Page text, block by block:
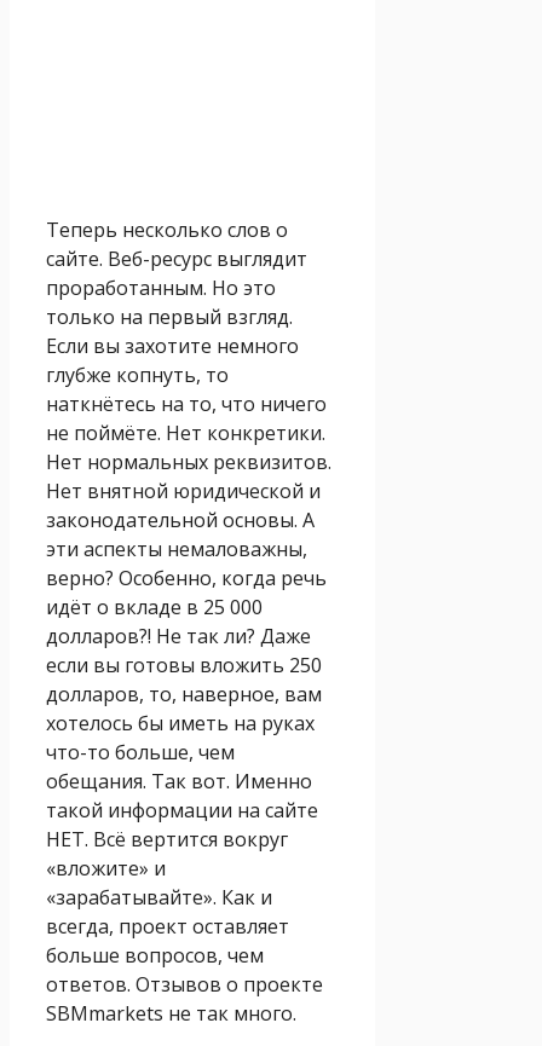
Теперь несколько слов о
сайте. Веб-ресурс выглядит
проработанным. Но это
только на первый взгляд.
Если вы захотите немного
глубже копнуть, то
наткнётесь на то, что ничего
не поймёте. Нет конкретики.
Нет нормальных реквизитов.
Нет внятной юридической и
законодательной основы. А
эти аспекты немаловажны,
верно? Особенно, когда речь
идёт о вкладе в 25 000
долларов?! Не так ли? Даже
если вы готовы вложить 250
долларов, то, наверное, вам
хотелось бы иметь на руках
что-то больше, чем
обещания. Так вот. Именно
такой информации на сайте
НЕТ. Всё вертится вокруг
«вложите» и
«зарабатывайте». Как и
всегда, проект оставляет
больше вопросов, чем
ответов. Отзывов о проекте
SBMmarkets не так много.